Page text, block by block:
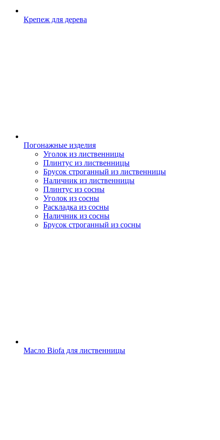
Крепеж для дерева
Погонажные изделия
Уголок из лиственницы
Плинтус из лиственницы
Брусок строганный из лиственницы
Наличник из лиственницы
Плинтус из сосны
Уголок из сосны
Раскладка из сосны
Наличник из сосны
Брусок строганный из сосны
Масло Biofa для лиственницы